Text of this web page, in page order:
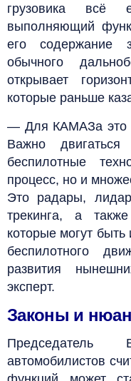
грузовика всё
выполняющий
его содержание
обычного
открывает
которые раньше
— Для КАМАЗа это
Важно
беспилотные
процесс, но и
Это радары,
трекинга, а
которые могут
беспилотного
развития
эксперт.
Законы и
Председатель
автомобилистов